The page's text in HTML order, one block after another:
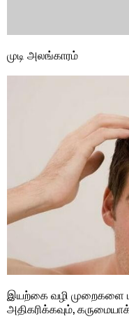
முடி அலங்காரம்
இயற்கை வழி முறைகளை
அதிகரிக்கவும்,